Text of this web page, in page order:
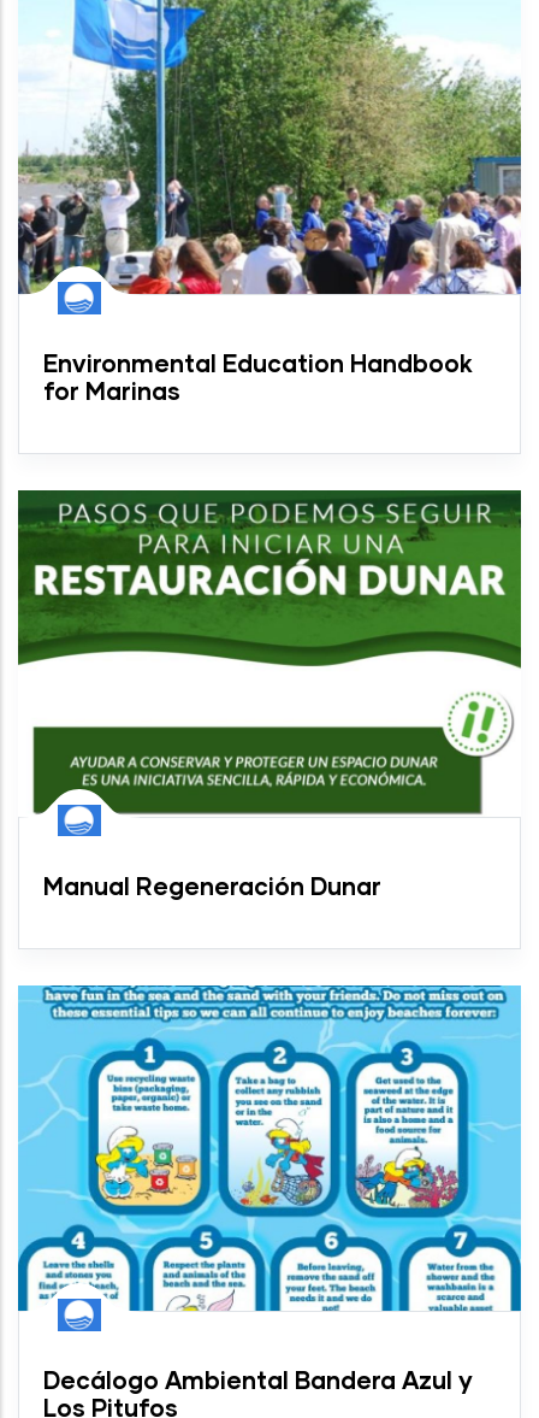
Environmental Education Handbook
for Marinas
Manual Regeneración Dunar
Decálogo Ambiental Bandera Azul y
Los Pitufos